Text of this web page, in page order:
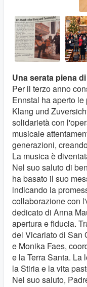
Una serata piena
Per il terzo anno
Ennstal ha aperto
Klang und
solidarietà con
musicale
generazioni,
La musica è
Nel suo saluto di
ha basato il suo
indicando la
collaborazione con
dedicato di Anna
apertura e fiducia.
del Vicariato di San
e Monika Faes,
e la Terra Santa. La
la Stiria e la vita
Nel suo saluto,